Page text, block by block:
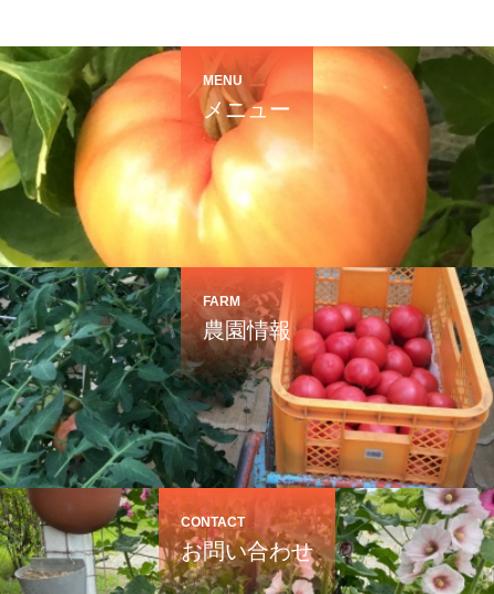
MENU
メニュー
FARM
農園情報
CONTACT
お問い合わせ